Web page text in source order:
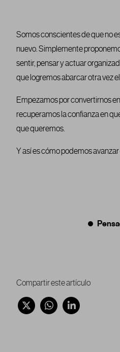
Somos conscientes de que no
nuevo. Simplemente
sentir, pensar y actuar
que logremos abarcar otra vez el
Empezamos por convertirnos
recuperamos la confianza en
que queremos.
Y así es cómo podemos
Compartir este artículo